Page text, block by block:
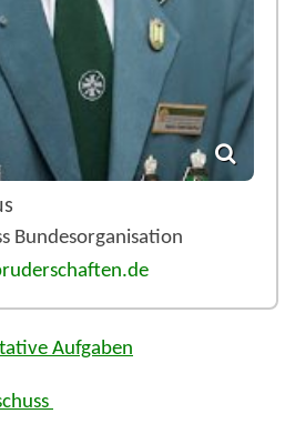
Bundesorganisation
Aufgaben